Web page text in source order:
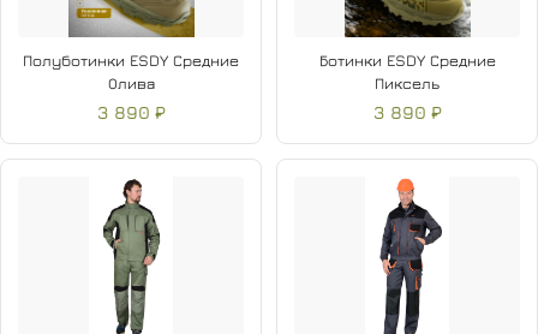
Полуботинки ESDY Средние
Олива
3 890 ₽
Ботинки ESDY Средние
Пиксель
3 890 ₽